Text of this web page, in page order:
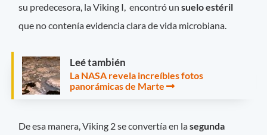
su predecesora, la Viking I, encontró unsuelo estéril
que no contenía evidencia clara de vida microbiana.
Leé también
La NASA revela increíbles fotos
panorámicas de Marte
De esa manera, Viking 2 se convertía en lasegunda